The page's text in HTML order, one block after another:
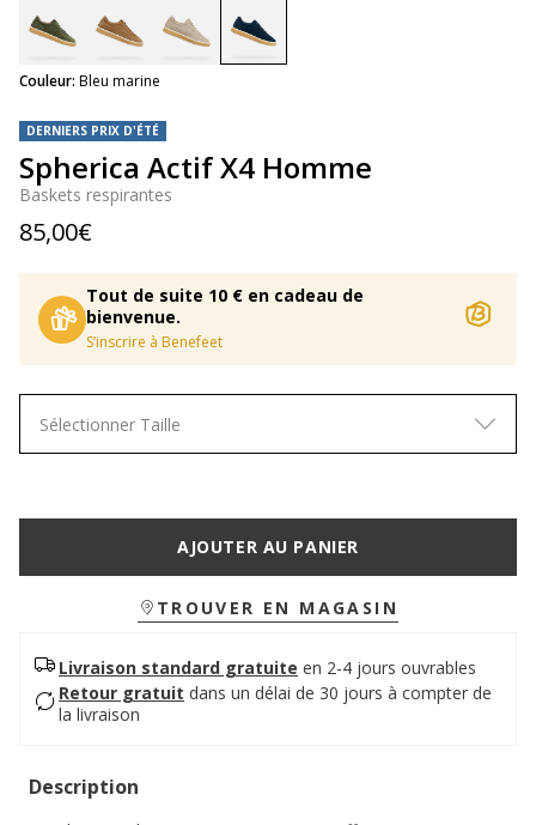
DERNIERS PRIX D'ÉTÉ
Spherica Actif X4 Homme
Baskets respirantes
85,00€
Tout de suite 10 € en cadeau de
bienvenue.
S’inscrire à Benefeet
Couleur: Bleu marine
Sélectionner Taille
AJOUTER AU PANIER
TROUVER EN MAGASIN
Livraison standard gratuite en 2-4 jours ouvrables
Retour gratuit dans un délai de 30 jours à compter de
la livraison
Description